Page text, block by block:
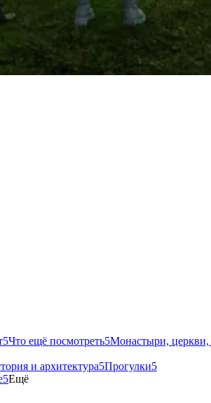
5Что ещё посмотреть5Монастыри,
и архитектура5Прогулки5
5Ещё